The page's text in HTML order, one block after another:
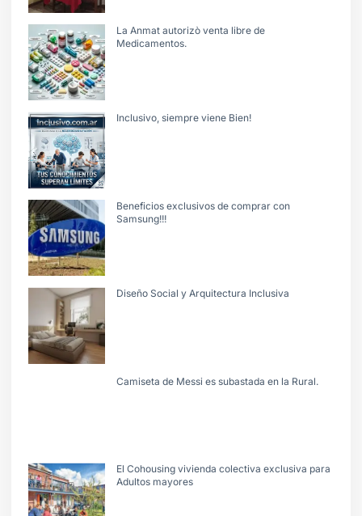
La Anmat autorizò venta libre de
Medicamentos.
Inclusivo, siempre viene Bien!
Beneficios exclusivos de comprar con
Samsung!!!
Diseño Social y Arquitectura Inclusiva
Camiseta de Messi es subastada en la Rural.
El Cohousing vivienda colectiva exclusiva para
Adultos mayores